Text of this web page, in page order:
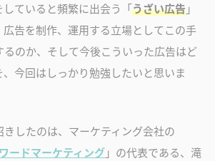
ていると頻繁に出会う「うざい広告」
広告を制作、運用する立場としてこの手
るのか、そして今後こういった広告はど
今回はしっかり勉強したいと思いま
したのは、マーケティング会社の
ードマーケティング」の代表である、滝